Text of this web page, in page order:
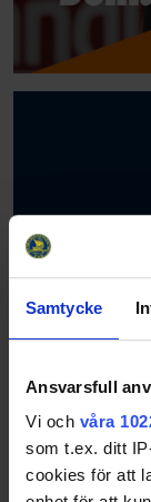
Samtycke
Ansvarsfull
Vi och våra
som t.ex. ditt
cookies för att